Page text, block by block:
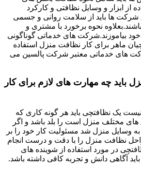
از ابزار و وسایل نظافتی و کارکرد
شرکت ها باید از سلامت روانی و جسمی
نحوه برخورد با مشتری و
بیاموزند.شرکت های خدماتی گوناگونی
ماهر برای کار نظافت منزل استفاده
های خدماتی معتبر شرکت پالسین می
باید چه مهارت های لازم برای کار
یک نظافتچی باید هر گونه کاری که
مختلف منزل است را بلد باشد و اگر
وسایل منزل شد مسئولیت کار خود را بر
نظافت منزل را با دقت و درست انجام
در مورد استفاده از شوینده های
آگاهی دانش و تجربه کافی داشته باشد.